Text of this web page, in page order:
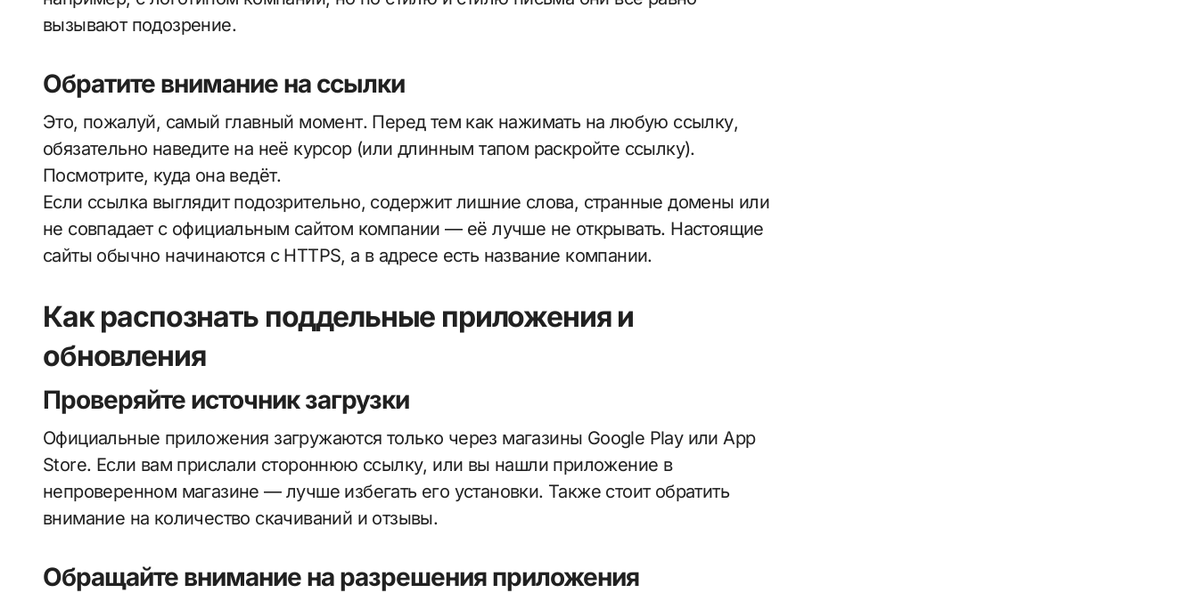
вызывают подозрение.
Обратите внимание на ссылки
Это, пожалуй, самый главный момент. Перед тем как нажимать на любую ссылку,
обязательно наведите на неё курсор (или длинным тапом раскройте ссылку).
Посмотрите, куда она ведёт.
Если ссылка выглядит подозрительно, содержит лишние слова, странные домены или
не совпадает с официальным сайтом компании — её лучше не открывать. Настоящие
сайты обычно начинаются с HTTPS, а в адресе есть название компании.
Как распознать поддельные приложения и
обновления
Проверяйте источник загрузки
Официальные приложения загружаются только через магазины Google Play или App
Store. Если вам прислали стороннюю ссылку, или вы нашли приложение в
непроверенном магазине — лучше избегать его установки. Также стоит обратить
внимание на количество скачиваний и отзывы.
Обращайте внимание на разрешения приложения